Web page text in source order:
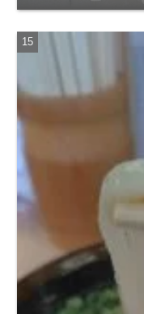
トゲット（Rステ
安宅店）